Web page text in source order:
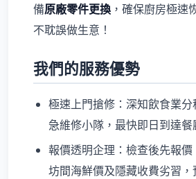
備原廠零件更換 ，確保廚房極速
不耽誤做生意！
我們的服務優勢
極速上門搶修：深知飲食業
急維修小隊，最快即日到達餐
報價透明企理：檢查後先報
坊間海鮮價及隱藏收費劣習，